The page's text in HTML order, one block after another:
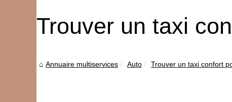
Trouver un taxi
Annuaire multiservices Auto Trouver un taxi confort